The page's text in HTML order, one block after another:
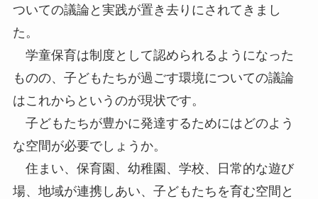
ついての議論と実践が置き去りにされてきまし
た。
学童保育は制度として認められるようになった
ものの、子どもたちが過ごす環境についての議論
はこれからというのが現状です。
子どもたちが豊かに発達するためにはどのよう
な空間が必要でしょうか。
住まい、保育園、幼稚園、学校、日常的な遊び
場、地域が連携しあい、子どもたちを育む空間と